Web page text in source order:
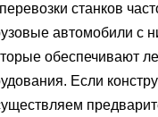
станков
автомобили с
обеспечивают
Если